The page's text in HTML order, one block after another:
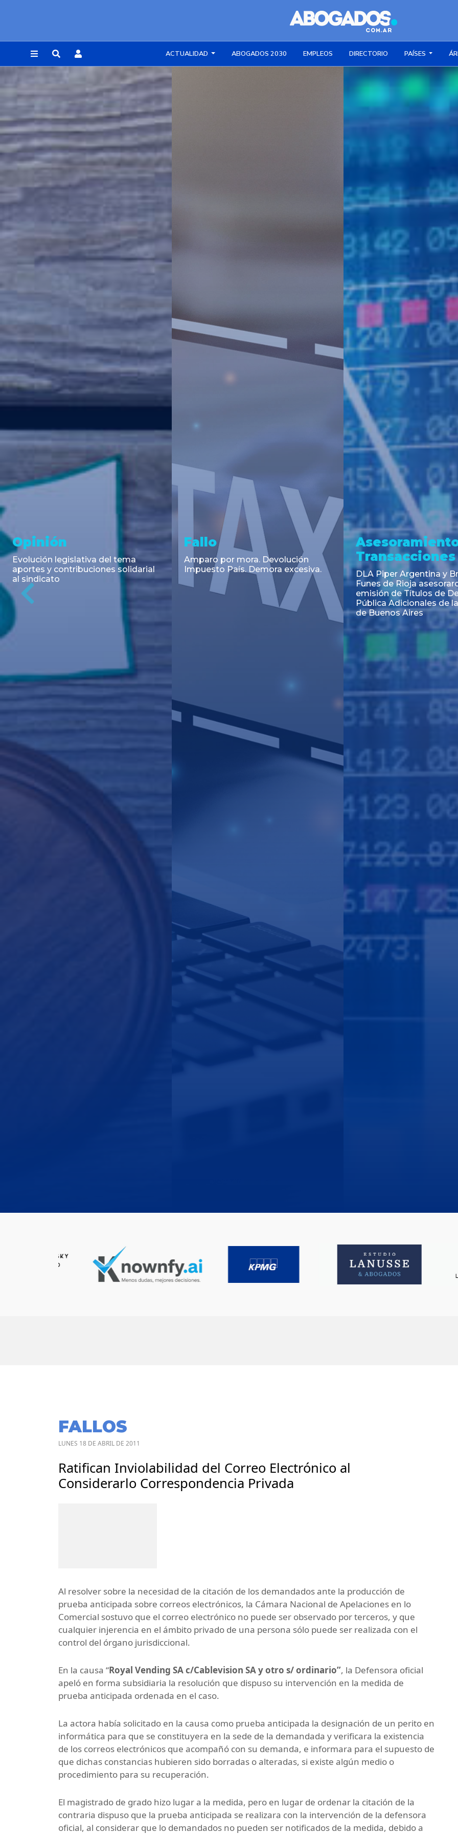
ACTUALIDAD ABOGADOS 2030 EMPLEOS DIRECTORIO PAÍSES
REGISTRARSE
Asesoramiento y
Transacciones
Co-Emisión de Obligaciones
Negociables por US$400.000.000
de Petroquímica Comodoro
Rivadavia S.A. y Luz de Tres Picos
Noticia
Cambios en el Código Alimentario
Argentino: simplifican trámites
para la importación de aditivos,
coadyuvantes e ingredientes
alimentarios y unifican autoridad
Noticia
CNV: Criterio
colocaciones primarias
Previous
FALLOS
LUNES 18 DE ABRIL DE 2011
Ratifican Inviolabilidad del Correo Electrónico al
Considerarlo Correspondencia Privada
Al resolver sobre la necesidad de la citación de los demandados ante la producción de
prueba anticipada sobre correos electrónicos, la Cámara Nacional de Apelaciones en lo
Comercial sostuvo que el correo electrónico no puede ser observado por terceros, y que
cualquier injerencia en el ámbito privado de una persona sólo puede ser realizada con el
control del órgano jurisdiccional.
En la causa “Royal Vending SA c/Cablevision SA y otro s/ ordinario”, la Defensora oficial
apeló en forma subsidiaria la resolución que dispuso su intervención en la medida de
prueba anticipada ordenada en el caso.
La actora había solicitado en la causa como prueba anticipada la designación de un perito en
informática para que se constituyera en la sede de la demandada y verificara la existencia
de los correos electrónicos que acompañó con su demanda, e informara para el supuesto de
que dichas constancias hubieren sido borradas o alteradas, si existe algún medio o
procedimiento para su recuperación.
El magistrado de grado hizo lugar a la medida, pero en lugar de ordenar la citación de la
contraria dispuso que la prueba anticipada se realizara con la intervención de la defensora
oficial, al considerar que lo demandados no pueden ser notificados de la medida, debido a